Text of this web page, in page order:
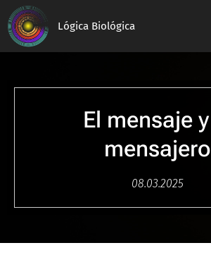
Lógica Biológica
El mensaje
mensajero
08.03.2025